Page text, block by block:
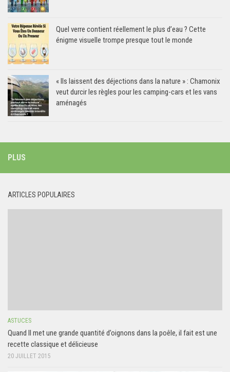
Quel verre contient réellement le plus d’eau ? Cette
énigme visuelle trompe presque tout le monde
« Ils laissent des déjections dans la nature » : Chamonix
veut durcir les règles pour les camping-cars et les vans
aménagés
PLUS
ARTICLES POPULAIRES
ASTUCES
Quand Il met une grande quantité d’oignons dans la poêle, il fait est une
recette classique et délicieuse
20 JUILLET 2015